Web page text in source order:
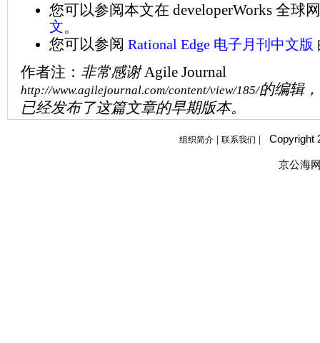
您可以参阅本文在 developerWorks 全球
文。
您可以参阅 Rational Edge 电子月刊中文版
作者注： 非常感谢Agile Journal
http://www.agilejournal.com/content/view/185/的编辑
已经发布了这篇文章的早期版本。
组织简介 | 联系我们 | Copyright
京公海